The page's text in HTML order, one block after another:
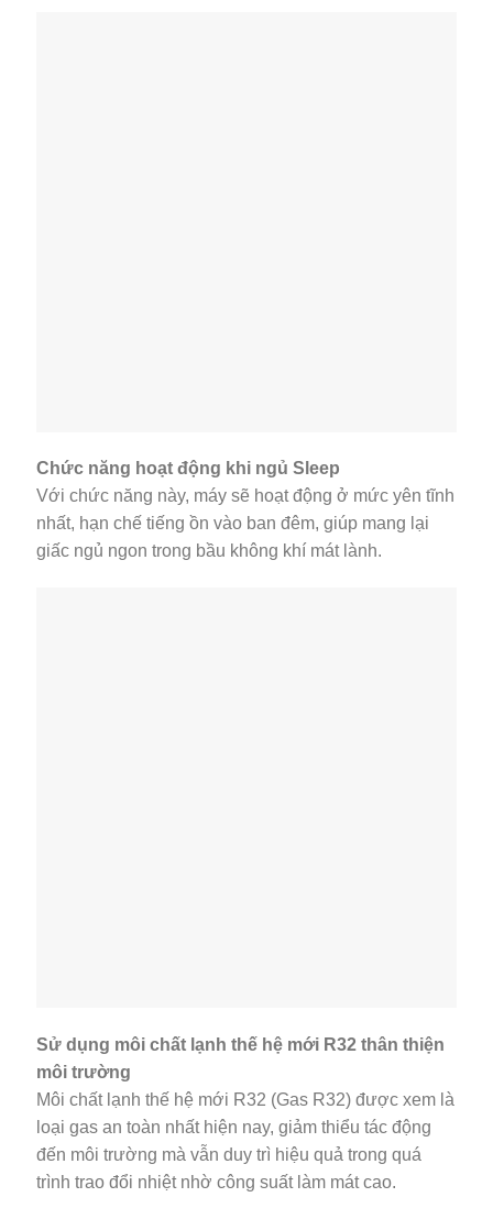
Chức năng hoạt động khi ngủ Sleep
Với chức năng này, máy sẽ hoạt động ở mức yên tĩnh
nhất, hạn chế tiếng ồn vào ban đêm, giúp mang lại
giấc ngủ ngon trong bầu không khí mát lành.
Sử dụng môi chất lạnh thế hệ mới R32 thân thiện
môi trường
Môi chất lạnh thế hệ mới R32 (Gas R32) được xem là
loại gas an toàn nhất hiện nay, giảm thiểu tác động
đến môi trường mà vẫn duy trì hiệu quả trong quá
trình trao đổi nhiệt nhờ công suất làm mát cao.